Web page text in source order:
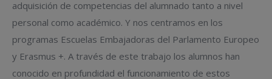
adquisición de competencias del alumnado tanto a nivel
personal como académico. Y nos centramos en los
programas Escuelas Embajadoras del Parlamento Europeo
y Erasmus +. A través de este trabajo los alumnos han
conocido en profundidad el funcionamiento de estos